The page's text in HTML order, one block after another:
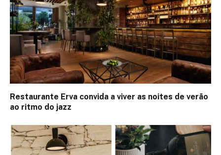
Restaurante Erva convida a viver as noites de verão
ao ritmo do jazz